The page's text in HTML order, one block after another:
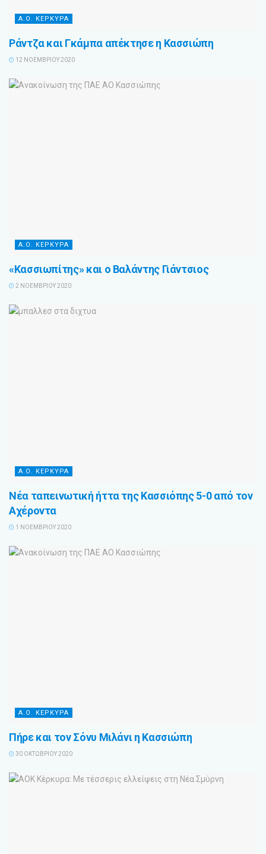
Α.Ο. ΚΕΡΚΥΡΑ
Ράντζα και Γκάμπα απέκτησε η Κασσιώπη
12 ΝΟΕΜΒΡΊΟΥ 2020
Α.Ο. ΚΕΡΚΥΡΑ
«Κασσιωπίτης» και ο Βαλάντης Γιάντσιος
2 ΝΟΕΜΒΡΊΟΥ 2020
Α.Ο. ΚΕΡΚΥΡΑ
Νέα ταπεινωτική ήττα της Κασσιόπης 5-0 από τον
Αχέροντα
1 ΝΟΕΜΒΡΊΟΥ 2020
Α.Ο. ΚΕΡΚΥΡΑ
Πήρε και τον Σόνυ Μιλάνι η Κασσιώπη
30 ΟΚΤΩΒΡΊΟΥ 2020